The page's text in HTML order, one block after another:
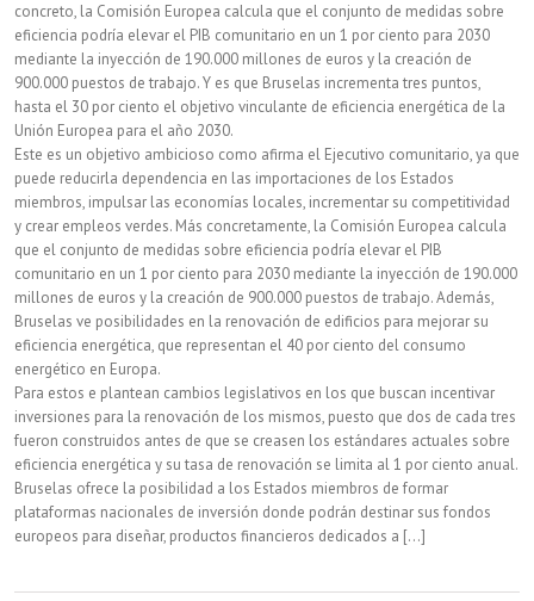
concreto, la Comisión Europea calcula que el conjunto de medidas sobre
eficiencia podría elevar el PIB comunitario en un 1 por ciento para 2030
mediante la inyección de 190.000 millones de euros y la creación de
900.000 puestos de trabajo. Y es que Bruselas incrementa tres puntos,
hasta el 30 por ciento el objetivo vinculante de eficiencia energética de la
Unión Europea para el año 2030.
Este es un objetivo ambicioso como afirma el Ejecutivo comunitario, ya que
puede reducirla dependencia en las importaciones de los Estados
miembros, impulsar las economías locales, incrementar su competitividad
y crear empleos verdes. Más concretamente, la Comisión Europea calcula
que el conjunto de medidas sobre eficiencia podría elevar el PIB
comunitario en un 1 por ciento para 2030 mediante la inyección de 190.000
millones de euros y la creación de 900.000 puestos de trabajo. Además,
Bruselas ve posibilidades en la renovación de edificios para mejorar su
eficiencia energética, que representan el 40 por ciento del consumo
energético en Europa.
Para estos e plantean cambios legislativos en los que buscan incentivar
inversiones para la renovación de los mismos, puesto que dos de cada tres
fueron construidos antes de que se creasen los estándares actuales sobre
eficiencia energética y su tasa de renovación se limita al 1 por ciento anual.
Bruselas ofrece la posibilidad a los Estados miembros de formar
plataformas nacionales de inversión donde podrán destinar sus fondos
europeos para diseñar, productos financieros dedicados a [...]